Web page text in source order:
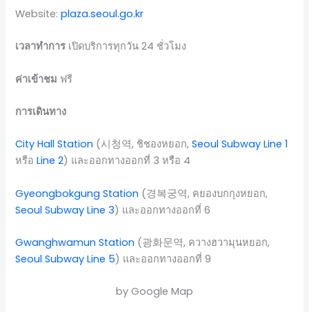
Website:plaza.seoul.go.kr
เวลาทำการ เปิดบริการทุกวัน 24 ชั่วโมง
ค่าเข้าชม ฟรี
การเดินทาง
City Hall Station (시청역, ชิชองหยอก,Seoul Subway Line 1
หรือLine 2) และออกทางออกที่ 3 หรือ 4
Gyeongbokgung Station (경복궁역, คยองบกกุงหยอก,
Seoul Subway Line 3) และออกทางออกที่ 6
Gwanghwamun Station (광화문역, ควางฮวามุนหยอก,
Seoul Subway Line 5) และออกทางออกที่ 9
by Google Map